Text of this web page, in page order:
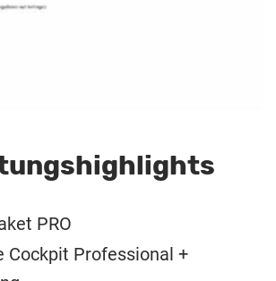
PRO
Cockpit Professional +